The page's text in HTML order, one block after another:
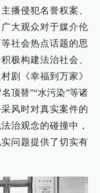
播侵犯名誉权案、
大观众对于媒介伦
社会热点话题的思
极构建法治社会、
剧《幸福到万家》
顶替”“水污染”等诸
风时对真实案件的
治观念的碰撞中，
问题提供了切实有